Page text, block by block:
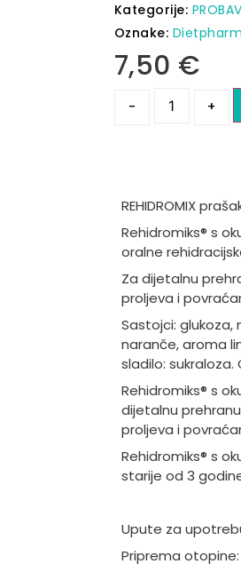
Kategorije:
Oznake: Dietpharm
7,50 €
- +
REHIDROMIX
Rehidromiks® s
oralne
Za dijetalnu
proljeva i
Sastojci: glukoza,
naranče, aroma
sladilo: sukraloza.
Rehidromiks® s
dijetalnu
proljeva i
Rehidromiks® s
starije od 3
Upute za
Priprema otopine: